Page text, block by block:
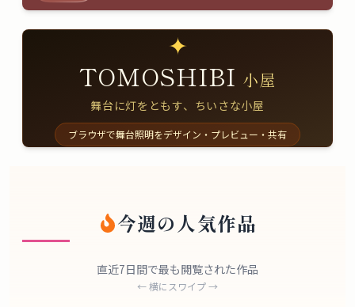
✦
TOMOSHIBI 小屋
舞台に灯をともす、ちいさな小屋
ブラウザで舞台照明をデザイン・プレビュー・共有
今週の人気作品
直近7日間で最も閲覧された作品
← 横にスワイプ →